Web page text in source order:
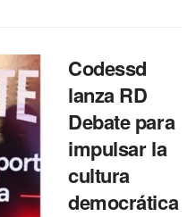
Codessd
lanza RD
Debate para
impulsar la
cultura
democrática